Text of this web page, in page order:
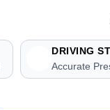
DRIVING
Accurate